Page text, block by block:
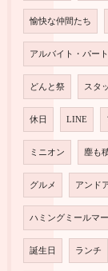
愉快な仲間たち
アルバイト・パー
どんと祭 スタ
休日 LINE
ミニオン 塵も
グルメ アンド
ハミングミールマ
誕生日 ランチ